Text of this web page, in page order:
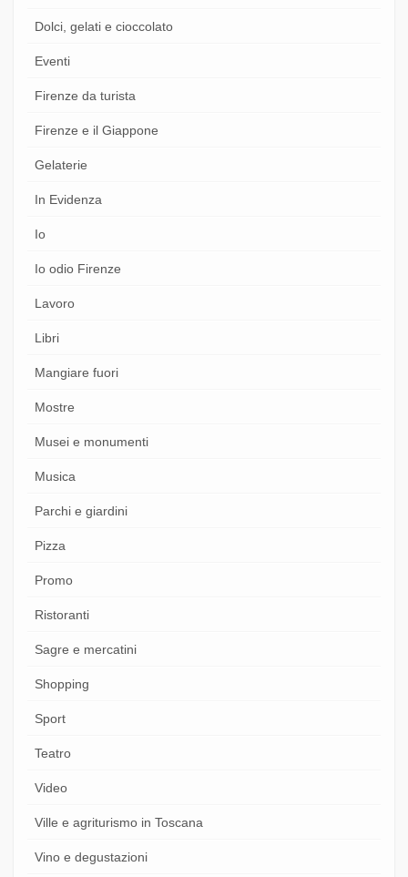
Dolci, gelati e cioccolato
Eventi
Firenze da turista
Firenze e il Giappone
Gelaterie
In Evidenza
Io
Io odio Firenze
Lavoro
Libri
Mangiare fuori
Mostre
Musei e monumenti
Musica
Parchi e giardini
Pizza
Promo
Ristoranti
Sagre e mercatini
Shopping
Sport
Teatro
Video
Ville e agriturismo in Toscana
Vino e degustazioni